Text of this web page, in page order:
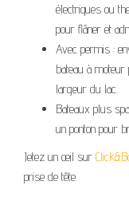
électriques ou
pour flâner et
Avec permis :
bateau à
largeur du lac.
Bateaux plus
un ponton pour
Jetez un œil sur
prise de tête.